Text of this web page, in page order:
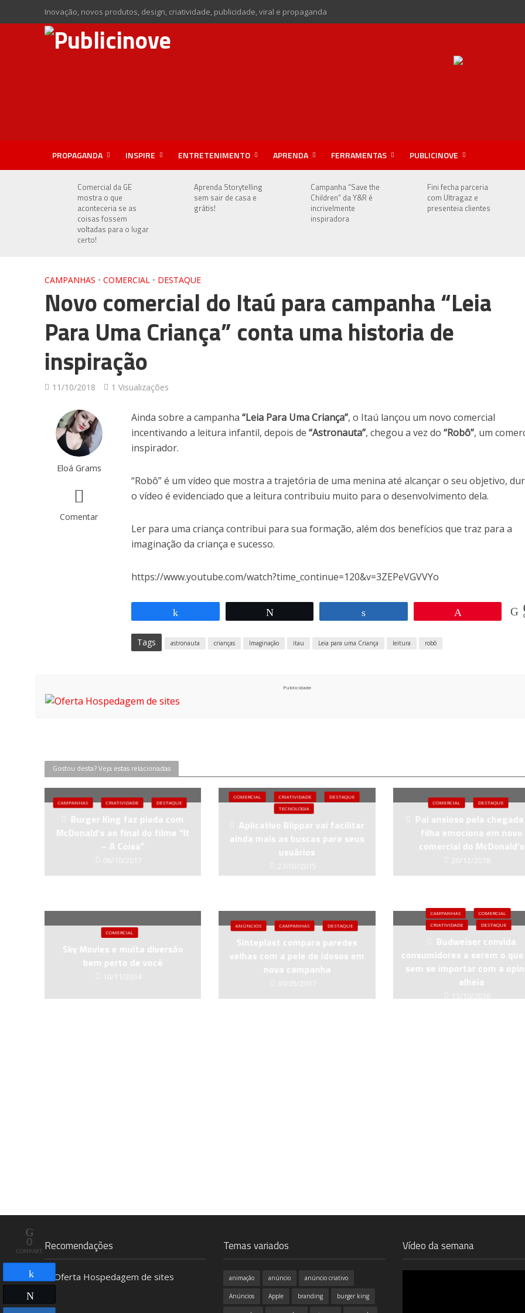
Inovação, novos produtos, design, criatividade, publicidade, viral e propaganda
PROPAGANDA INSPIRE ENTRETENIMENTO APRENDA FERRAMENTAS PUBLICINOVE
Comercial da GE
mostra o que
aconteceria se as
coisas fossem
voltadas para o lugar
certo!
Aprenda Storytelling
sem sair de casa e
grátis!
Campanha “Save the
Children” da Y&R é
incrivelmente
inspiradora
Fini fecha parceria
com Ultragaz e
presenteia clientes
CAMPANHAS • COMERCIAL • DESTAQUE
Novo comercial do Itaú para campanha “Leia
Para Uma Criança” conta uma historia de
inspiração
11/10/2018 1 Visualizações
Eloá Grams
Comentar
Ainda sobre a campanha“Leia Para Uma Criança”, o Itaú lançou um novo comercial
incentivando a leitura infantil, depois de“Astronauta”, chegou a vez do“Robô”, um
inspirador.
“Robô” é um vídeo que mostra a trajetória de uma menina até alcançar o seu objetivo,
o vídeo é evidenciado que a leitura contribuiu muito para o desenvolvimento dela.
Ler para uma criança contribui para sua formação, além dos benefícios que traz para a
imaginação da criança e sucesso.
https://www.youtube.com/watch?time_continue=120&v=3ZEPeVGVVYo
Tags astronauta crianças Imaginação itau Leia para uma Criança leitura robô
Publicidade
Gostou desta? Veja estas relacionadas
CAMPANHAS CRIATIVIDADE DESTAQUE
Burger King faz piada com
McDonald’s ao final do filme “It
– A Coisa”
COMERCIAL CRIATIVIDADE
DESTAQUE
TECNOLOGIA
Aplicativo Blippar vai facilitar
ainda mais as buscas para seus
usuários
COMERCIAL DESTAQUE
Pai ansioso pela
filha emociona em novo
comercial do McDonald’s
COMERCIAL
Sky Movies e muita diversão
bem perto de você
10/11/2014
ANÚNCIOS CAMPANHAS DESTAQUE
Sinteplast compara paredes
velhas com a pele de idosos em
nova campanha
CAMPANHAS
COMERCIAL
CRIATIVIDADE
DESTAQUE
Budweiser convida
consumidores a serem o
sem se importar com a
alheia
13/10/2016
Recomendações Temas variados
animação anúncio anúncio criativo
Anúncios Apple branding burger king
Vídeo da semana
0
COMPART.
Compartilhar